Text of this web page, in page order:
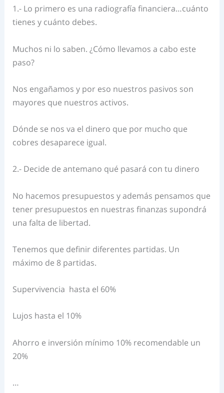
1.- Lo primero es una radiografía financiera…cuánto
tienes y cuánto debes.
Muchos ni lo saben. ¿Cómo llevamos a cabo este
paso?
Nos engañamos y por eso nuestros pasivos son
mayores que nuestros activos.
Dónde se nos va el dinero que por mucho que
cobres desaparece igual.
2.- Decide de antemano qué pasará con tu dinero
No hacemos presupuestos y además pensamos que
tener presupuestos en nuestras finanzas supondrá
una falta de libertad.
Tenemos que definir diferentes partidas. Un
máximo de 8 partidas.
Supervivencia hasta el 60%
Lujos hasta el 10%
Ahorro e inversión mínimo 10% recomendable un
20%
…